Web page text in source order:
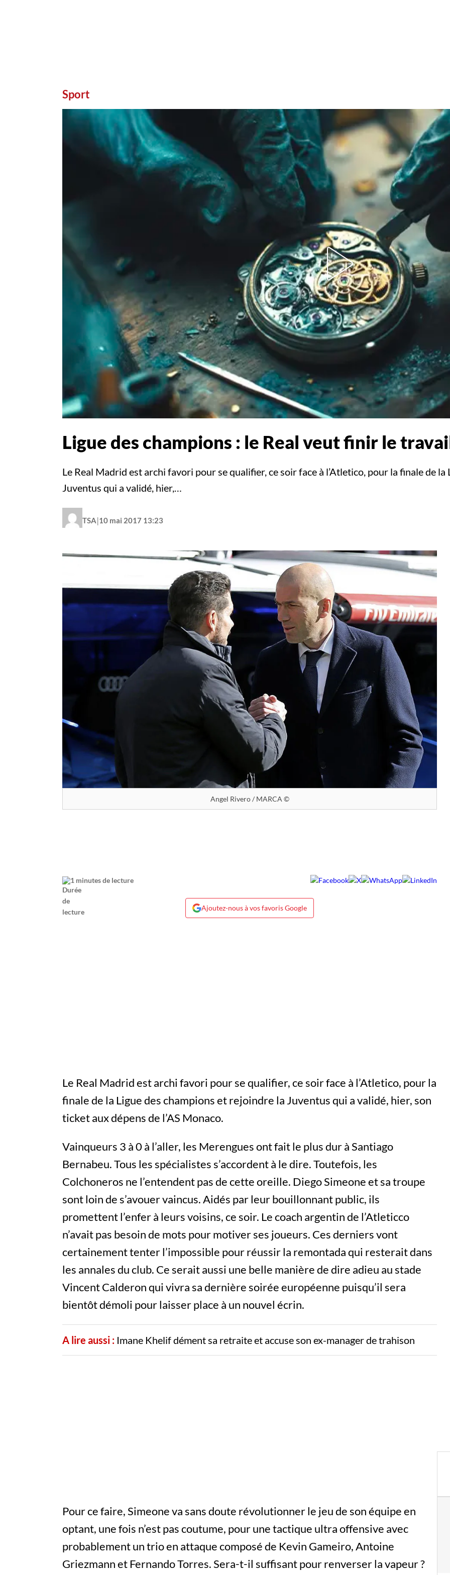
Sport
Ligue des champions : le Real veut finir le
Le Real Madrid est archi favori pour se qualifier, ce soir face à l’Atletico, pour la finale de
Juventus qui a validé, hier,…
TSA|10 mai 2017 13:23
Angel Rivero / MARCA ©
1 minutes de lecture
Ajoutez-nous à vos favoris Google
Le Real Madrid est archi favori pour se qualifier, ce soir face à l’Atletico, pour la
finale de la Ligue des champions et rejoindre la Juventus qui a validé, hier, son
ticket aux dépens de l’AS Monaco.
Vainqueurs 3 à 0 à l’aller, les Merengues ont fait le plus dur à Santiago
Bernabeu. Tous les spécialistes s’accordent à le dire. Toutefois, les
Colchoneros ne l’entendent pas de cette oreille. Diego Simeone et sa troupe
sont loin de s’avouer vaincus. Aidés par leur bouillonnant public, ils
promettent l’enfer à leurs voisins, ce soir. Le coach argentin de l’Atleticco
n’avait pas besoin de mots pour motiver ses joueurs. Ces derniers vont
certainement tenter l’impossible pour réussir la remontada qui resterait dans
les annales du club. Ce serait aussi une belle manière de dire adieu au stade
Vincent Calderon qui vivra sa dernière soirée européenne puisqu’il sera
bientôt démoli pour laisser place à un nouvel écrin.
A lire aussi : Imane Khelif dément sa retraite et accuse son ex-manager de trahison
Pour ce faire, Simeone va sans doute révolutionner le jeu de son équipe en
optant, une fois n’est pas coutume, pour une tactique ultra offensive avec
probablement un trio en attaque composé de Kevin Gameiro, Antoine
Griezmann et Fernando Torres. Sera-t-il suffisant pour renverser la vapeur ?